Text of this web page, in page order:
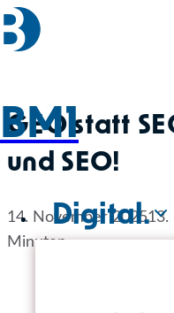
Zum
Inhalt
BM1
Digital.
GEO statt
und SEO!
14. November 202513.
Minuten